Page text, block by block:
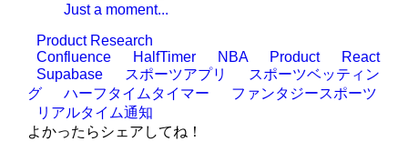
Just a moment...
Product Research
Confluence
HalfTimer NBA Product
React
Supabase
スポーツアプリ
スポーツベッティン
グ
ハーフタイムタイマー
ファンタジースポーツ
リアルタイム通知
よかったらシェアしてね！